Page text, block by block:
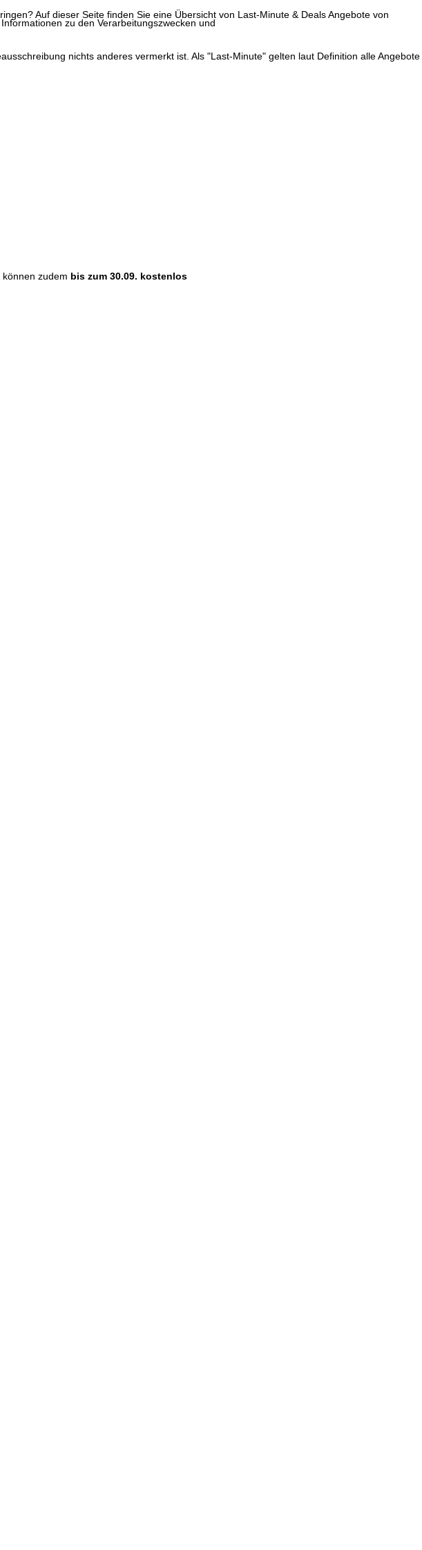
Informationen zu den Verarbeitungszwecken und
Auf dieser Seite finden Sie eine Übersicht von Last-Minute & Deals Angebote von
nichts anderes vermerkt ist. Als "Last-Minute" gelten laut Definition alle Angebote
zudem bis zum 30.09. kostenlos